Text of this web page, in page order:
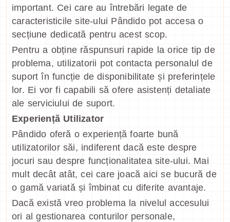
important. Cei care au întrebări legate de
caracteristicile site-ului Pândido pot accesa o
secțiune dedicată pentru acest scop.
Pentru a obține răspunsuri rapide la orice tip de
problema, utilizatorii pot contacta personalul de
suport în funcție de disponibilitate și preferințele
lor. Ei vor fi capabili să ofere asistenți detaliate
ale serviciului de suport.
Experiență Utilizator
Pândido oferă o experiență foarte bună
utilizatorilor săi, indiferent dacă este despre
jocuri sau despre funcționalitatea site-ului. Mai
mult decât atât, cei care joacă aici se bucură de
o gamă variată și îmbinat cu diferite avantaje.
Dacă există vreo problema la nivelul accesului
ori al gestionarea conturilor personale,